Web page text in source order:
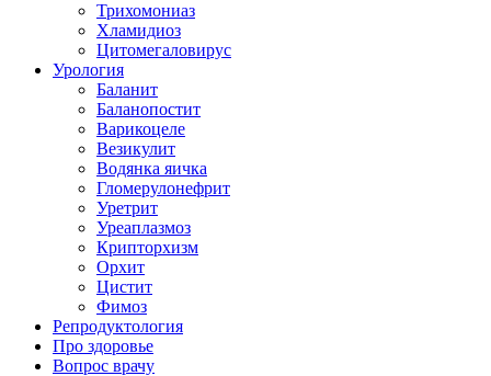
Трихомониаз
Хламидиоз
Цитомегаловирус
Урология
Баланит
Баланопостит
Варикоцеле
Везикулит
Водянка яичка
Гломерулонефрит
Уретрит
Уреаплазмоз
Крипторхизм
Орхит
Цистит
Фимоз
Репродуктология
Про здоровье
Вопрос врачу